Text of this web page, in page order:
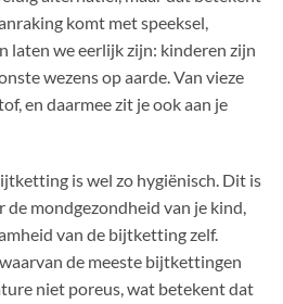
komt met speeksel,
laten we eerlijk zijn: kinderen zijn
wezens op aarde. Van vieze
en daarmee zit je ook aan je
is wel zo hygiënisch. Dit is
mondgezondheid van je kind,
van de bijtketting zelf.
de meeste bijtkettingen
niet poreus, wat betekent dat